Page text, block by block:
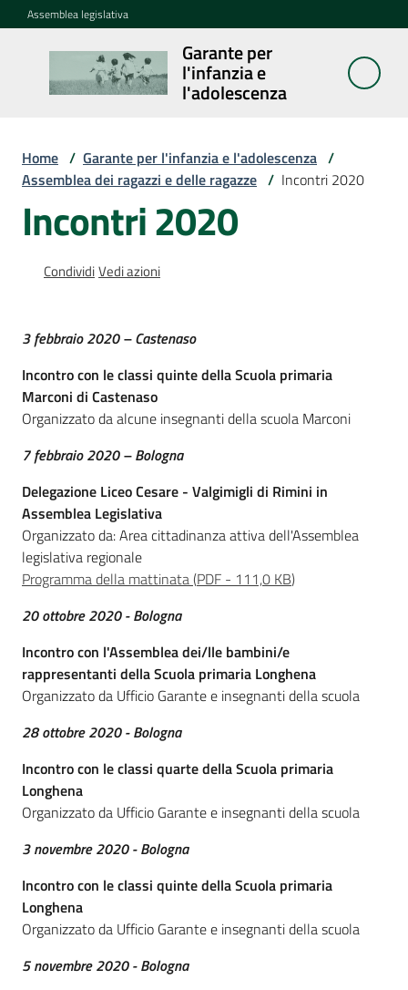
Vai al contenuto
Vai alla navigazione
Vai al footer
Assemblea legislativa
Garante per
l'infanzia e
l'adolescenza
Garante per
l'infanzia e
l'adolescenza
Cosa
fa
dei
ragazzi
e
ragazze
Menu selezionato
Assemblea
legislativa
Assemblea
Attività
Per i media
Home / Garante per l'infanzia e l'adolescenza /
Assemblea dei ragazzi e delle ragazze / Incontri 2020
Incontri 2020
CondividiVedi azioni
3 febbraio 2020 – Castenaso
Incontro con le classi quinte della Scuola primaria
Marconi di Castenaso
Organizzato da alcune insegnanti della scuola Marconi
7 febbraio 2020 – Bologna
Delegazione Liceo Cesare - Valgimigli di Rimini in
Assemblea Legislativa
Organizzato da: Area cittadinanza attiva dell'Assemblea
legislativa regionale
Programma della mattinata(PDF - 111,0 KB)
20 ottobre 2020 - Bologna
Incontro con l'Assemblea dei/lle bambini/e
rappresentanti della Scuola primaria Longhena
Organizzato da Ufficio Garante e insegnanti della scuola
28 ottobre 2020 - Bologna
Incontro con le classi quarte della Scuola primaria
Longhena
Organizzato da Ufficio Garante e insegnanti della scuola
3 novembre 2020 - Bologna
Incontro con le classi quinte della Scuola primaria
Longhena
Organizzato da Ufficio Garante e insegnanti della scuola
5 novembre 2020 - Bologna